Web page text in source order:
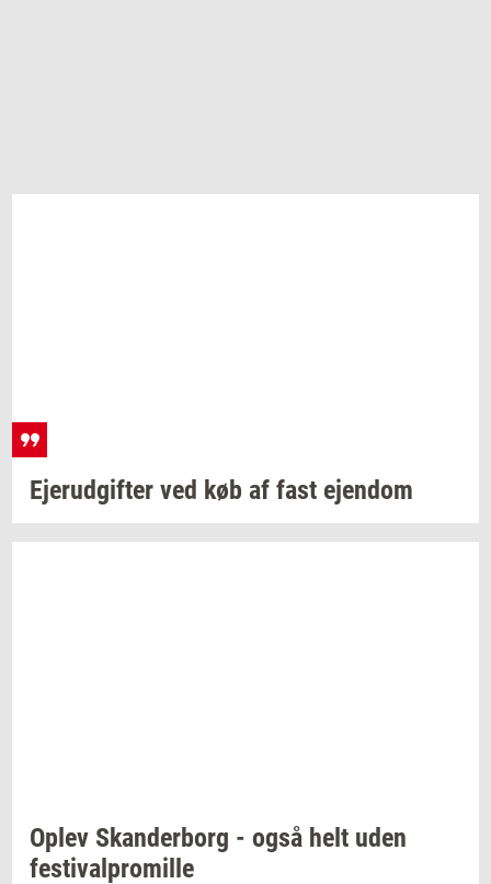
Ejer­ud­gif­ter ved køb af fast ejen­dom
Oplev Skan­der­borg - også helt uden
festi­val­pro­mil­le